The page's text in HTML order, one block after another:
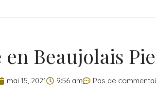
Beaujolais
mai 15, 2021 9:56 am Pas de